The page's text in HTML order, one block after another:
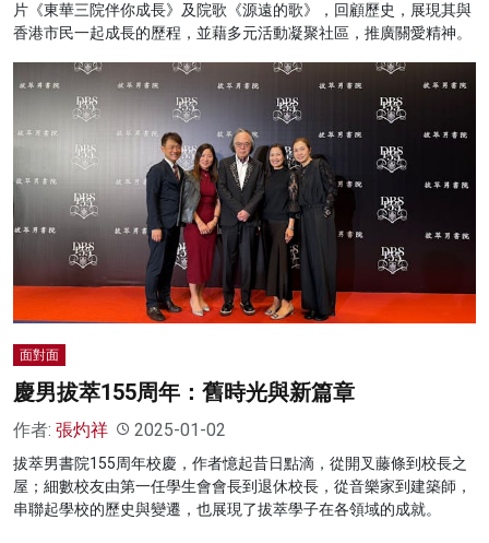
片《東華三院伴你成長》及院歌《源遠的歌》，回顧歷史，展現其與
香港市民一起成長的歷程，並藉多元活動凝聚社區，推廣關愛精神。
面對面
慶男拔萃155周年：舊時光與新篇章
作者: 張灼祥 2025-01-02
拔萃男書院155周年校慶，作者憶起昔日點滴，從開叉藤條到校長之
屋；細數校友由第一任學生會會長到退休校長，從音樂家到建築師，
串聯起學校的歷史與變遷，也展現了拔萃學子在各領域的成就。